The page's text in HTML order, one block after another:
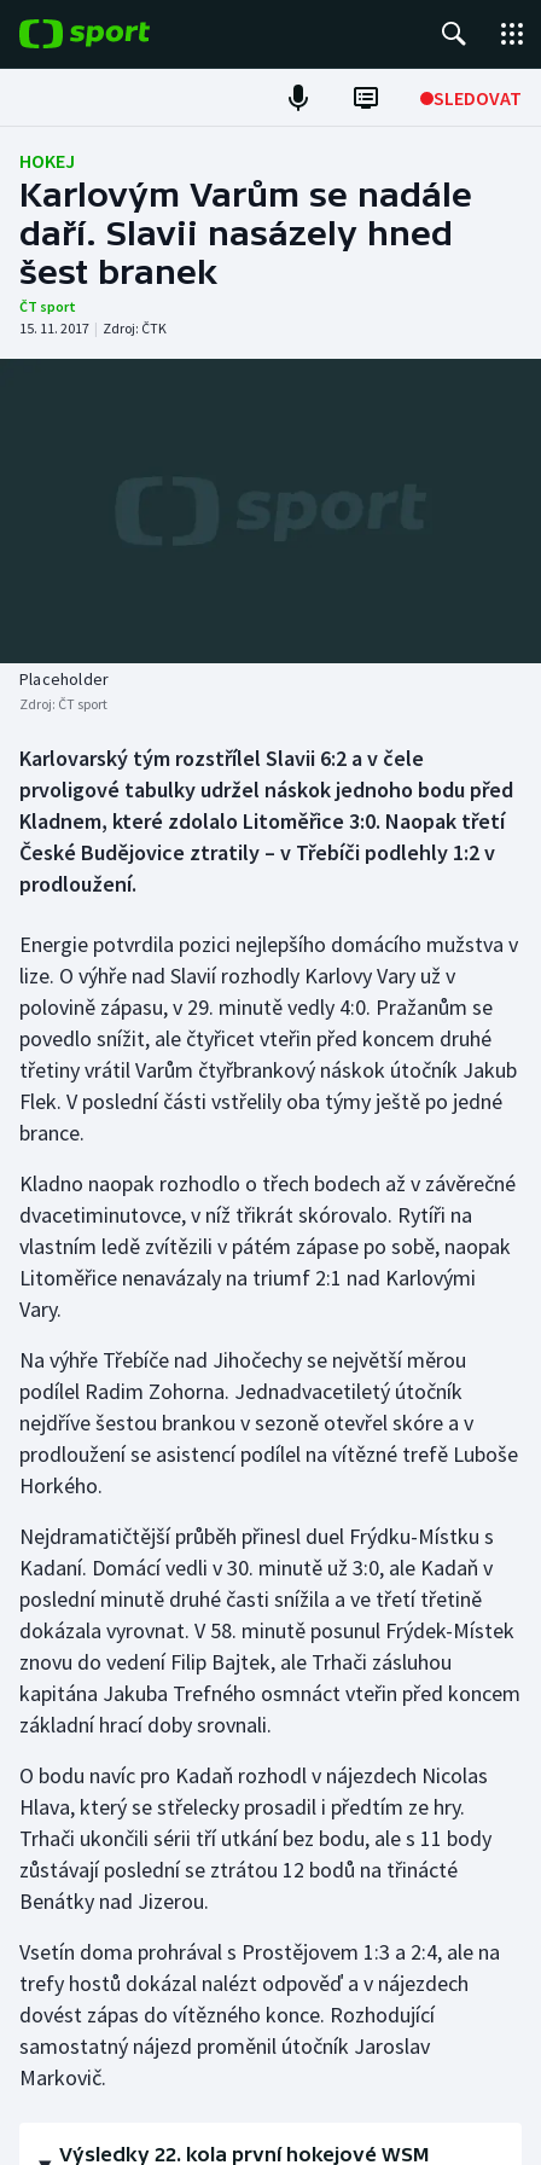
SLEDOVAT
Fotbal
Hokej
Tenis
Atletika
Biatlon
Box
Curling
Florbal
Futsal
Golf
Gymnastika
Házená
Jezdectví
Judo
Krasobruslení
Lezení
Lyže a snowboard
Moderní pětiboj
Motorsport
Olympijské hry
Parasport
Plavání
Plážový volejbal
Ragby
Rychlobruslení
Rychlostní kanoistika
Short track
Aplikace ČT sport
HOKEJ
Karlovým Varům se nadále
daří. Slavii nasázely hned
šest branek
ČT sport
15. 11. 2017 | Zdroj: ČTK
Placeholder
Zdroj: ČT sport
Karlovarský tým rozstřílel Slavii 6:2 a v čele
prvoligové tabulky udržel náskok jednoho bodu před
Kladnem, které zdolalo Litoměřice 3:0. Naopak třetí
České Budějovice ztratily – v Třebíči podlehly 1:2 v
prodloužení.
Energie potvrdila pozici nejlepšího domácího mužstva v
lize. O výhře nad Slavií rozhodly Karlovy Vary už v
polovině zápasu, v 29. minutě vedly 4:0. Pražanům se
povedlo snížit, ale čtyřicet vteřin před koncem druhé
třetiny vrátil Varům čtyřbrankový náskok útočník Jakub
Flek. V poslední části vstřelily oba týmy ještě po jedné
brance.
Kladno naopak rozhodlo o třech bodech až v závěrečné
dvacetiminutovce, v níž třikrát skórovalo. Rytíři na
vlastním ledě zvítězili v pátém zápase po sobě, naopak
Litoměřice nenavázaly na triumf 2:1 nad Karlovými
Vary.
Na výhře Třebíče nad Jihočechy se největší měrou
podílel Radim Zohorna. Jednadvacetiletý útočník
nejdříve šestou brankou v sezoně otevřel skóre a v
prodloužení se asistencí podílel na vítězné trefě Luboše
Horkého.
Nejdramatičtější průběh přinesl duel Frýdku-Místku s
Kadaní. Domácí vedli v 30. minutě už 3:0, ale Kadaň v
poslední minutě druhé časti snížila a ve třetí třetině
dokázala vyrovnat. V 58. minutě posunul Frýdek-Místek
znovu do vedení Filip Bajtek, ale Trhači zásluhou
kapitána Jakuba Trefného osmnáct vteřin před koncem
základní hrací doby srovnali.
O bodu navíc pro Kadaň rozhodl v nájezdech Nicolas
Hlava, který se střelecky prosadil i předtím ze hry.
Trhači ukončili sérii tří utkání bez bodu, ale s 11 body
zůstávají poslední se ztrátou 12 bodů na třinácté
Benátky nad Jizerou.
Vsetín doma prohrával s Prostějovem 1:3 a 2:4, ale na
trefy hostů dokázal nalézt odpověď a v nájezdech
dovést zápas do vítězného konce. Rozhodující
samostatný nájezd proměnil útočník Jaroslav
Markovič.
Výsledky 22. kola první hokejové WSM